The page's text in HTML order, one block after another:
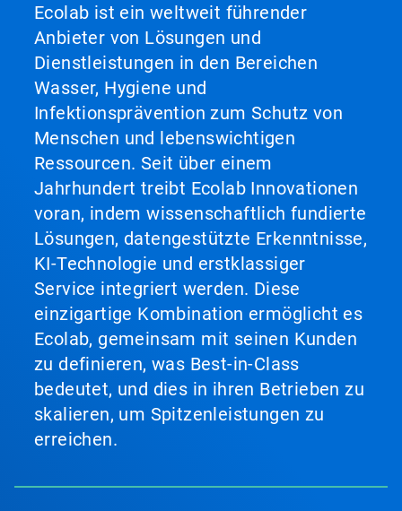
Ecolab ist ein weltweit führender
Anbieter von Lösungen und
Dienstleistungen in den Bereichen
Wasser, Hygiene und
Infektionsprävention zum Schutz von
Menschen und lebenswichtigen
Ressourcen. Seit über einem
Jahrhundert treibt Ecolab Innovationen
voran, indem wissenschaftlich fundierte
Lösungen, datengestützte Erkenntnisse,
KI-Technologie und erstklassiger
Service integriert werden. Diese
einzigartige Kombination ermöglicht es
Ecolab, gemeinsam mit seinen Kunden
zu definieren, was Best-in-Class
bedeutet, und dies in ihren Betrieben zu
skalieren, um Spitzenleistungen zu
erreichen.